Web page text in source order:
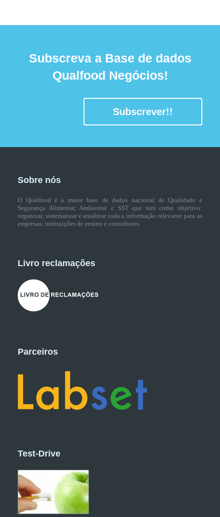
Subscreva a Base de dados
Qualfood Negócios!
Subscrever!!
Sobre nós
O Qualfood é a maior base de dados nacional de Qualidade e
Segurança Alimentar, Ambiental e SST que tem como objetivo:
organizar, sistematizar e atualizar toda a informação relevante para as
empresas, instituições de ensino e consultores.
Livro reclamações
Parceiros
Test-Drive